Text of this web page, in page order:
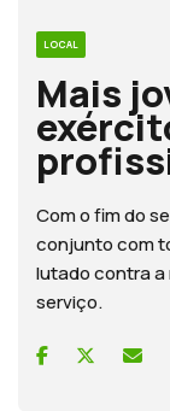
LOCAL
Mais
Com o fim do
conjunto com
lutado contra a
serviço.